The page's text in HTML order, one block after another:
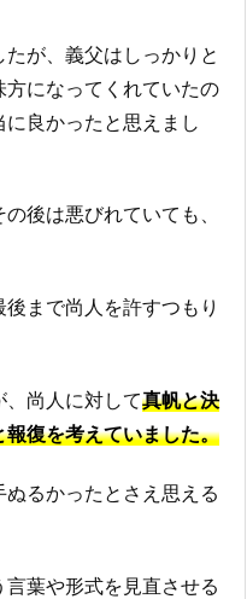
が、義父はしっかりと
になってくれていたの
良かったと思えまし
後は悪びれていても、
まで尚人を許すつもり
尚人に対して真帆と決
復を考えていました。
るかったとさえ思える
葉や形式を見直させる